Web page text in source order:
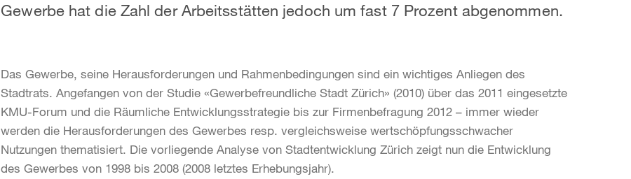
Gewerbe hat die Zahl der Arbeitsstätten jedoch um fast 7 Prozent abgenommen.
Das Gewerbe, seine Herausforderungen und Rahmenbedingungen sind ein wichtiges Anliegen des
Stadtrats. Angefangen von der Studie «Gewerbefreundliche Stadt Zürich» (2010) über das 2011 eingesetzte
KMU-Forum und die Räumliche Entwicklungsstrategie bis zur Firmenbefragung 2012 – immer wieder
werden die Herausforderungen des Gewerbes resp. vergleichsweise wertschöpfungsschwacher
Nutzungen thematisiert. Die vorliegende Analyse von Stadtentwicklung Zürich zeigt nun die Entwicklung
des Gewerbes von 1998 bis 2008 (2008 letztes Erhebungsjahr).